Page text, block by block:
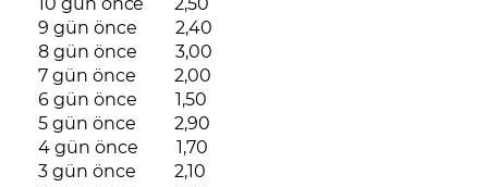
9 gün önce 2,40
8 gün önce 3,00
7 gün önce 2,00
6 gün önce 1,50
5 gün önce 2,90
4 gün önce 1,70
3 gün önce 2,10